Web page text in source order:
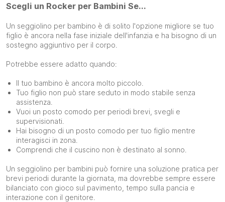
Scegli un Rocker per Bambini Se...
Un seggiolino per bambino è di solito l'opzione migliore se tuo
figlio è ancora nella fase iniziale dell'infanzia e ha bisogno di un
sostegno aggiuntivo per il corpo.
Potrebbe essere adatto quando:
Il tuo bambino è ancora molto piccolo.
Tuo figlio non può stare seduto in modo stabile senza
assistenza.
Vuoi un posto comodo per periodi brevi, svegli e
supervisionati.
Hai bisogno di un posto comodo per tuo figlio mentre
interagisci in zona.
Comprendi che il cuscino non è destinato al sonno.
Un seggiolino per bambini può fornire una soluzione pratica per
brevi periodi durante la giornata, ma dovrebbe sempre essere
bilanciato con gioco sul pavimento, tempo sulla pancia e
interazione con il genitore.